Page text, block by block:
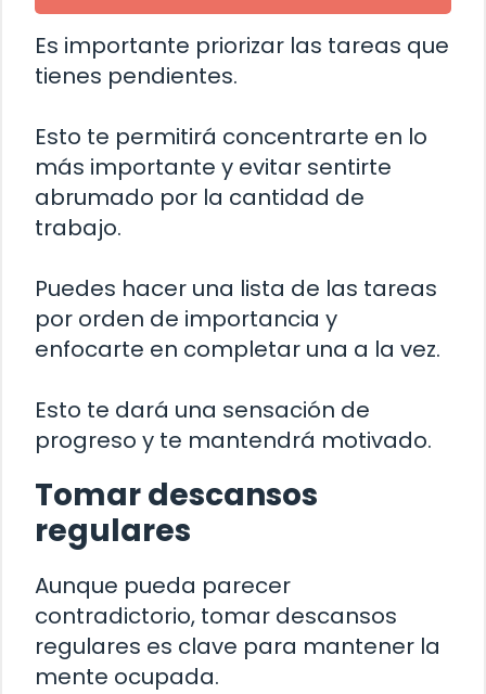
Es importante priorizar las tareas que
tienes pendientes.
Esto te permitirá concentrarte en lo
más importante y evitar sentirte
abrumado por la cantidad de
trabajo.
Puedes hacer una lista de las tareas
por orden de importancia y
enfocarte en completar una a la vez.
Esto te dará una sensación de
progreso y te mantendrá motivado.
Tomar descansos
regulares
Aunque pueda parecer
contradictorio, tomar descansos
regulares es clave para mantener la
mente ocupada.